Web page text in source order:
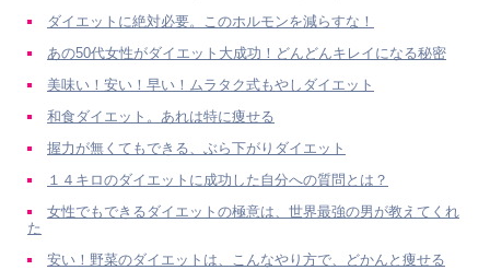
ダイエットに絶対必要。このホルモンを減らすな！
あの50代女性がダイエット大成功！どんどんキレイになる秘密
美味い！安い！早い！ムラタク式もやしダイエット
和食ダイエット。あれは特に痩せる
握力が無くてもできる、ぶら下がりダイエット
１４キロのダイエットに成功した自分への質問とは？
女性でもできるダイエットの極意は、世界最強の男が教えてくれ
た
安い！野菜のダイエットは、こんなやり方で、どかんと痩せる